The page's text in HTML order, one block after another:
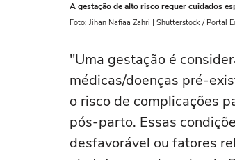
A gestação de alto risco requer cuidados
Foto: Jihan Nafiaa Zahri | Shutterstock / Portal
"Uma gestação é
médicas/doenças pré-
o risco de complicações
pós-parto. Essas
desfavorável ou fatores